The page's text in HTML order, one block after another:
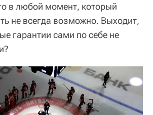
в любой момент, который
не всегда возможно. Выходит,
гарантии сами по себе не